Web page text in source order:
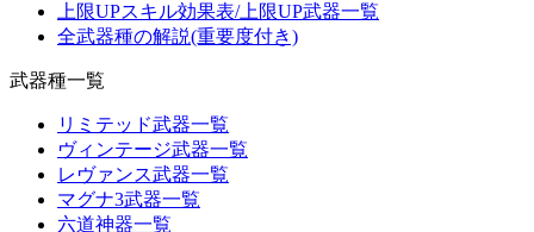
上限UPスキル効果表/上限UP武器一覧
全武器種の解説(重要度付き)
武器種一覧
リミテッド武器一覧
ヴィンテージ武器一覧
レヴァンス武器一覧
マグナ3武器一覧
六道神器一覧